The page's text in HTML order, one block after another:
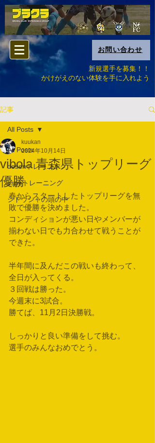
お問い合わせ
新規選手を募集！！
​かけがえのない体験を手に入れよう
記事
All Posts
desenトレーニング
espeトレーニング
シドウシャの頭の中
All Posts
vibola 青森県トップリーグ
優勝
kuukan
2024年10月14日
春からスタートしたトップリーグを無
敗で優勝を決めました。
コンディションが悪い日やメンバーが
揃わない日でも力合わせて戦うことが
できた。
半年間に及んだこの戦いも終わって、
全日が入ってくる。
３回戦は勝った。
今週末に3試合。
勝てば、11月2日決勝戦。
しっかりと良い準備をして挑む。
選手のみんなおめでとう。